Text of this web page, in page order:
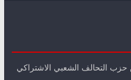
التحالف الشعبي الاشتراكي